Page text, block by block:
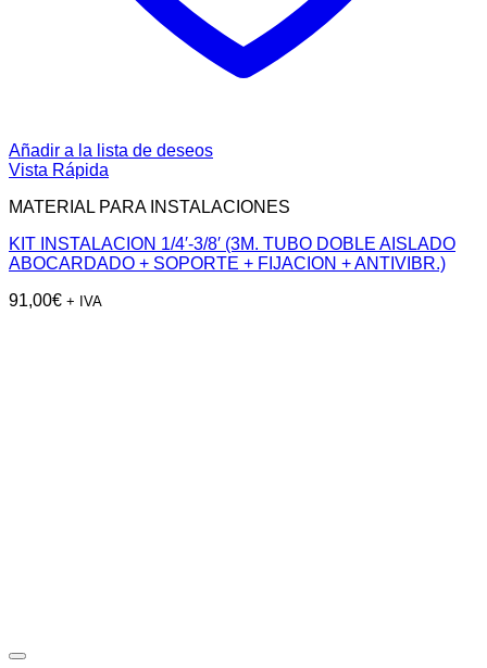
Añadir a la lista de deseos
Vista Rápida
MATERIAL PARA INSTALACIONES
KIT INSTALACION 1/4′-3/8′ (3M. TUBO DOBLE AISLADO
ABOCARDADO + SOPORTE + FIJACION + ANTIVIBR.)
91,00€ + IVA